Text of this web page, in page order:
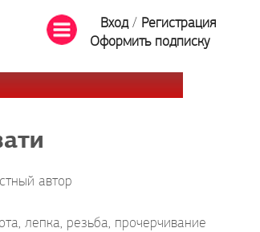
Вход/ Регистрация
Оформить подписку
автор
лепка, резьба, прочерчивание